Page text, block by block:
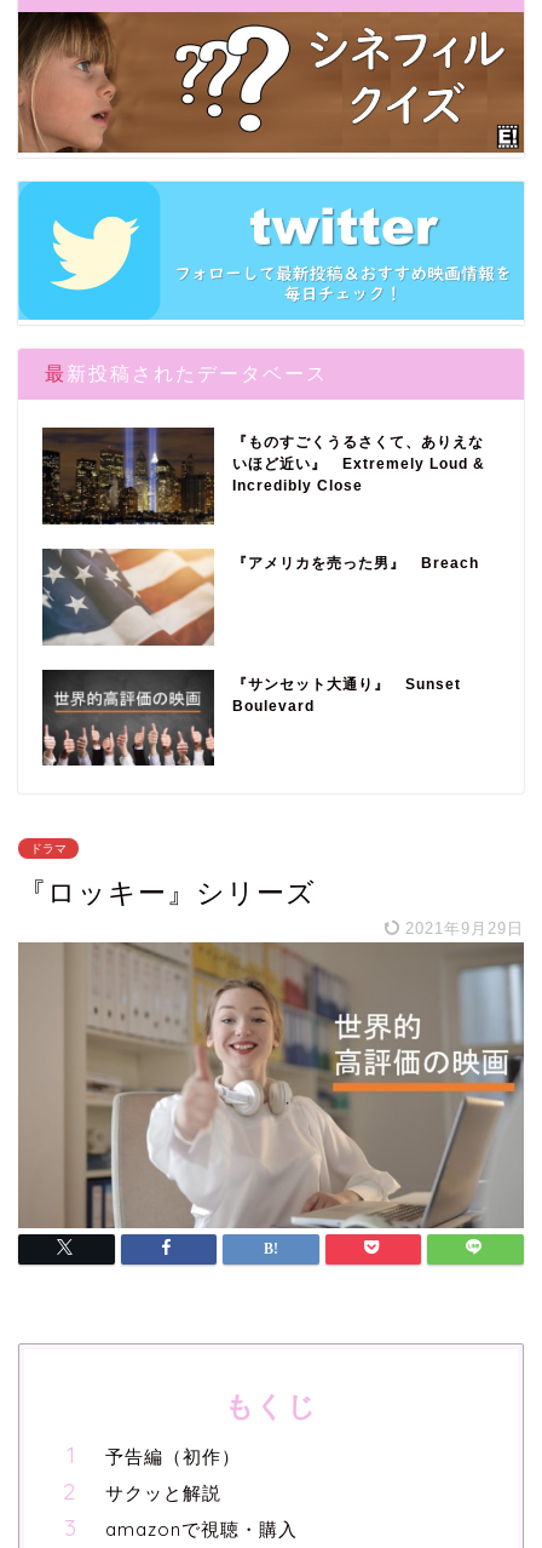
最新投稿されたデータベース
『ものすごくうるさくて、ありえな
いほど近い』 Extremely Loud &
Incredibly Close
『アメリカを売った男』 Breach
『サンセット大通り』 Sunset
Boulevard
ドラマ
『ロッキー』シリーズ
2021年9月29日
もくじ
予告編（初作）
サクッと解説
amazonで視聴・購入